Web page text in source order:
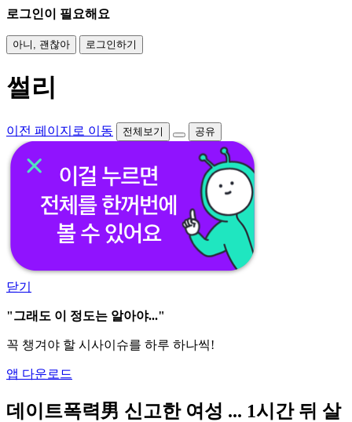
로그인이 필요해요
아니, 괜찮아 로그인하기
썰리
이전 페이지로 이동 전체보기 공유
닫기
"그래도 이 정도는 알아야..."
꼭 챙겨야 할 시사이슈를 하루 하나씩!
앱 다운로드
데이트폭력男 신고한 여성 ... 1시간 뒤 살